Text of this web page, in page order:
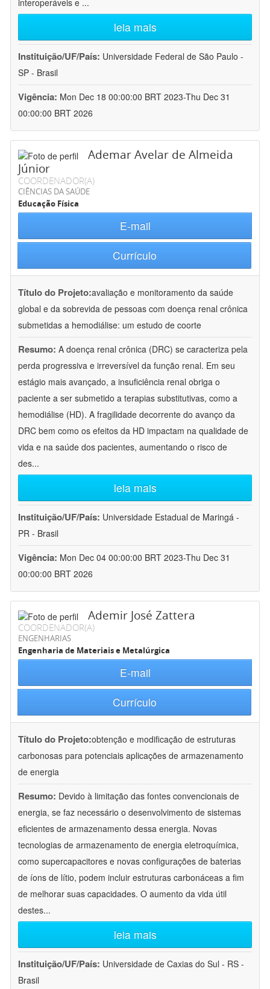
interoperáveis e ...
leia mais
Instituição/UF/País: Universidade Federal de São Paulo -
SP - Brasil
Vigência: Mon Dec 18 00:00:00 BRT 2023-Thu Dec 31
00:00:00 BRT 2026
Ademar Avelar de Almeida
Júnior
COORDENADOR(A)
CIÊNCIAS DA SAÚDE
Educação Física
E-mail
Currículo
Título do Projeto:avaliação e monitoramento da saúde
global e da sobrevida de pessoas com doença renal crônica
submetidas a hemodiálise: um estudo de coorte
Resumo: A doença renal crônica (DRC) se caracteriza pela
perda progressiva e irreversível da função renal. Em seu
estágio mais avançado, a insuficiência renal obriga o
paciente a ser submetido a terapias substitutivas, como a
hemodiálise (HD). A fragilidade decorrente do avanço da
DRC bem como os efeitos da HD impactam na qualidade de
vida e na saúde dos pacientes, aumentando o risco de
des...
leia mais
Instituição/UF/País: Universidade Estadual de Maringá -
PR - Brasil
Vigência: Mon Dec 04 00:00:00 BRT 2023-Thu Dec 31
00:00:00 BRT 2026
Ademir José Zattera
COORDENADOR(A)
ENGENHARIAS
Engenharia de Materiais e Metalúrgica
E-mail
Currículo
Título do Projeto:obtenção e modificação de estruturas
carbonosas para potenciais aplicações de armazenamento
de energia
Resumo: Devido à limitação das fontes convencionais de
energia, se faz necessário o desenvolvimento de sistemas
eficientes de armazenamento dessa energia. Novas
tecnologias de armazenamento de energia eletroquímica,
como supercapacitores e novas configurações de baterias
de íons de lítio, podem incluir estruturas carbonáceas a fim
de melhorar suas capacidades. O aumento da vida útil
destes...
leia mais
Instituição/UF/País: Universidade de Caxias do Sul - RS -
Brasil